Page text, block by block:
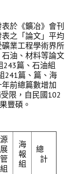
於《鑛冶》會刊
之「論文」平均
業工程學術界所
油、材料等論文
243篇、石油組
241篇、篇、海
前總篇數增加
限，自民國102
豐碩。
海
報
組
總
計